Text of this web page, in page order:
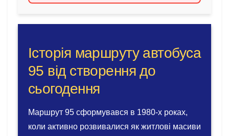
Історія маршруту автобуса
95 від створення до
сьогодення
Маршрут 95 сформувався в 1980-х роках,
коли активно розвивалися як житлові масиви